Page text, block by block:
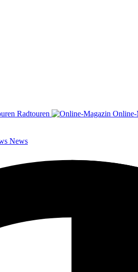
Radtouren Online-
News